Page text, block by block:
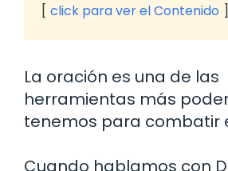
click para ver el Contenido
La oración es una de las
herramientas más
tenemos para combatir
Cuando hablamos con